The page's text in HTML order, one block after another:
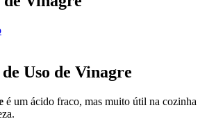
Uso de Vinagre
é um ácido fraco, mas muito útil na cozinha